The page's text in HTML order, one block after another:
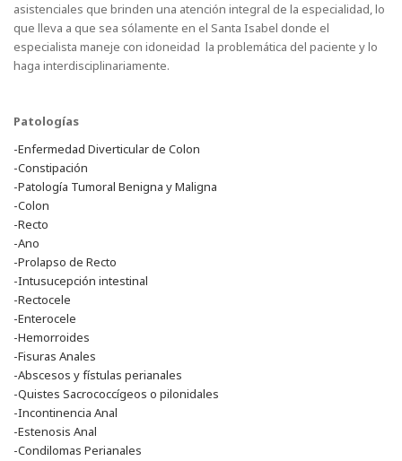
asistenciales que brinden una atención integral de la especialidad, lo
que lleva a que sea sólamente en el Santa Isabel donde el
especialista maneje con idoneidad la problemática del paciente y lo
haga interdisciplinariamente.
Patologías
-Enfermedad Diverticular de Colon
-Constipación
-Patología Tumoral Benigna y Maligna
-Colon
-Recto
-Ano
-Prolapso de Recto
-Intusucepción intestinal
-Rectocele
-Enterocele
-Hemorroides
-Fisuras Anales
-Abscesos y fístulas perianales
-Quistes Sacrococcígeos o pilonidales
-Incontinencia Anal
-Estenosis Anal
-Condilomas Perianales